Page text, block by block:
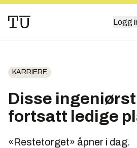
Logg
KARRIERE
Disse
fortsatt ledige
«Restetorget» åpner i dag.